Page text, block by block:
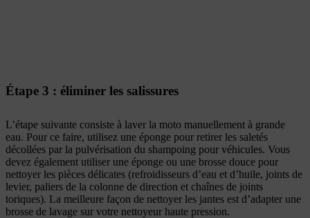
Étape 3 : éliminer les salissures
L’étape suivante consiste à laver la moto manuellement à grande
eau. Pour ce faire, utilisez une éponge pour retirer les saletés
décollées par la pulvérisation du shampoing pour véhicules. Vous
devez également utiliser une éponge ou une brosse douce pour
nettoyer les pièces délicates (refroidisseurs d’eau et d’huile, joints de
levier, paliers de la colonne de direction et chaînes de joints
toriques). La meilleure façon de nettoyer les jantes est d’adapter une
brosse de lavage sur votre nettoyeur haute pression.